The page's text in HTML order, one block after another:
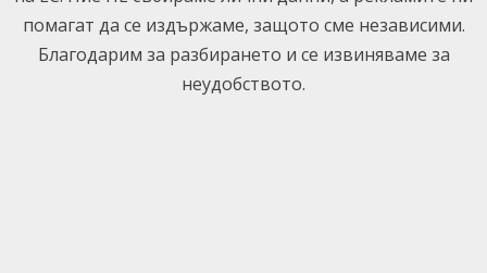
помагат да се издържаме, защото сме независими.
Благодарим за разбирането и се извиняваме за
неудобството.